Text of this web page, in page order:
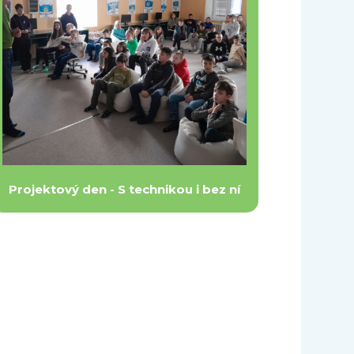
Projektový den - S technikou i bez ní